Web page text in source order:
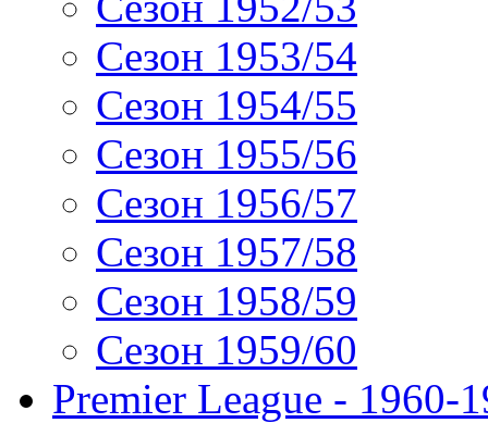
Сезон 1953/54
Сезон 1954/55
Сезон 1955/56
Сезон 1956/57
Сезон 1957/58
Сезон 1958/59
Сезон 1959/60
Premier League - 1960-